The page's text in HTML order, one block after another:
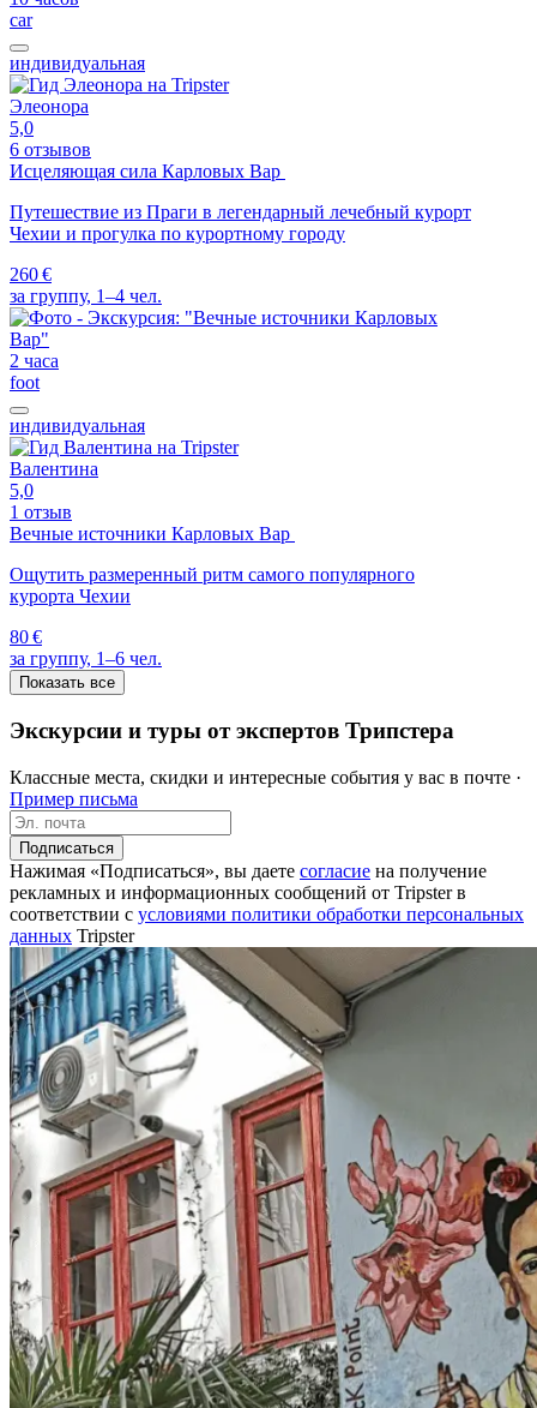
car
индивидуальная
Элеонора
5,0
6 отзывов
Исцеляющая сила Карловых Вар
Путешествие из Праги в легендарный лечебный курорт
Чехии и прогулка по курортному городу
260 €
за группу, 1–4 чел.
2 часа
foot
индивидуальная
Валентина
5,0
1 отзыв
Вечные источники Карловых Вар
Ощутить размеренный ритм самого популярного
курорта Чехии
80 €
за группу, 1–6 чел.
Показать все
Экскурсии и туры от экспертов Трипстера
Классные места, скидки и интересные события у вас в почте ·
Пример письма
Подписаться
Нажимая «Подписаться», вы даете согласие на получение
рекламных и информационных сообщений от Tripster в
соответствии c условиями политики обработки персональных
данных Tripster